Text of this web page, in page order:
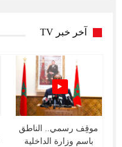
آخر خبر TV
موقِف رسمي.. الناطق
باسم وزارة الداخلية